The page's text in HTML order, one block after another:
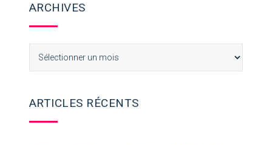
ARCHIVES
ARTICLES RÉCENTS